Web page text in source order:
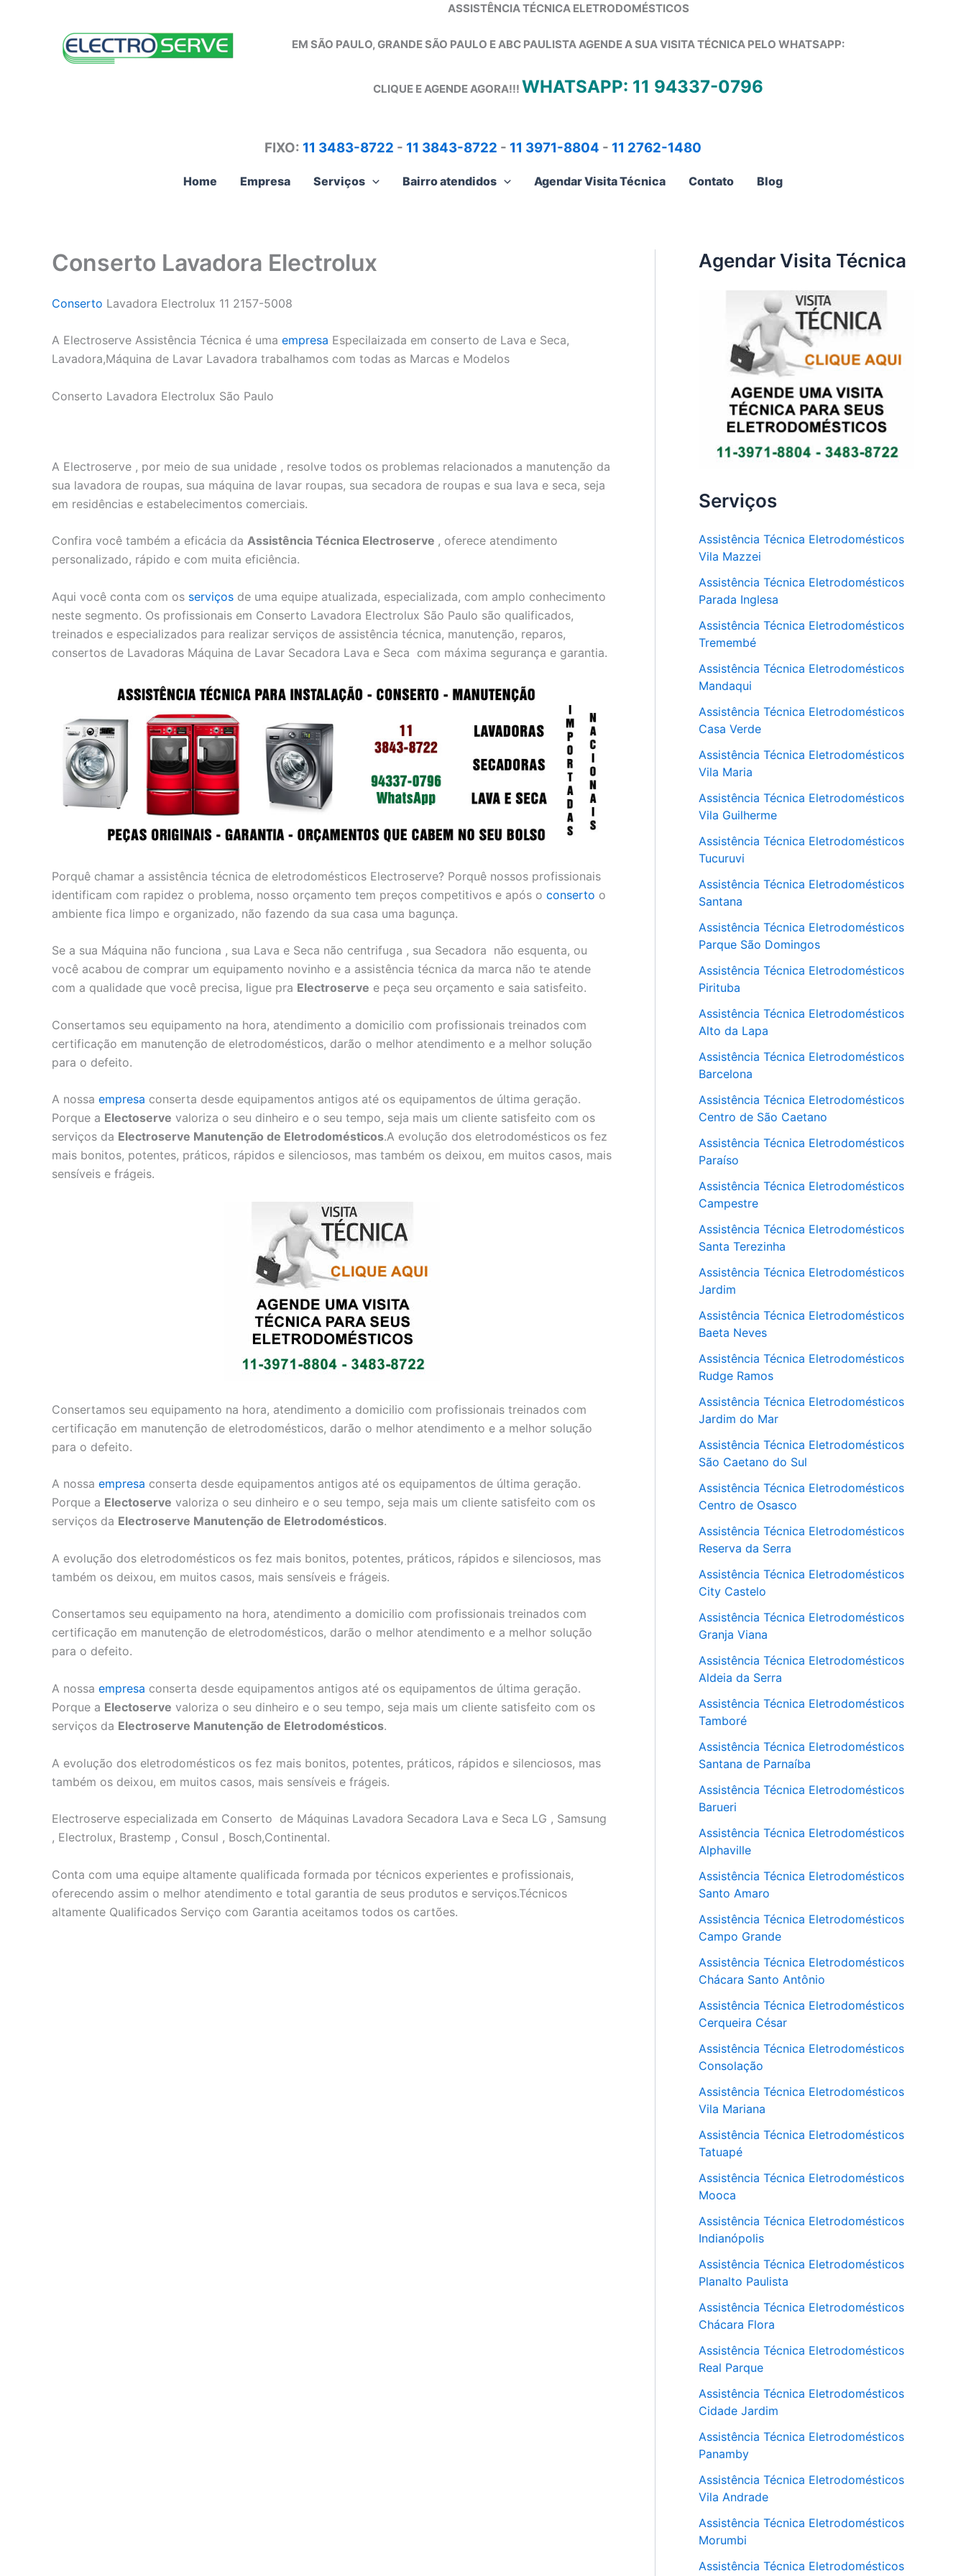
ASSISTÊNCIA TÉCNICA ELETRODOMÉSTICOS
EM SÃO PAULO, GRANDE SÃO PAULO E ABC PAULISTAAGENDE A SUA VISITA TÉCNICA PELO WHATSAPP:
CLIQUE E AGENDE AGORA!!! WHATSAPP: 11 94337-0796
FIXO: 11 3483-8722 - 11 3843-8722 - 11 3971-8804 - 11 2762-1480
Home Empresa Serviços Bairro atendidos Agendar Visita Técnica Contato Blog
Conserto Lavadora Electrolux
Conserto Lavadora Electrolux 11 2157-5008
A Electroserve Assistência Técnica é uma empresa Especilaizada em conserto de Lava e Seca,
Lavadora,Máquina de Lavar Lavadora trabalhamos com todas as Marcas e Modelos
Conserto Lavadora Electrolux São Paulo
A Electroserve , por meio de sua unidade , resolve todos os problemas relacionados a manutenção da
sua lavadora de roupas, sua máquina de lavar roupas, sua secadora de roupas e sua lava e seca, seja
em residências e estabelecimentos comerciais.
Confira você também a eficácia da Assistência Técnica Electroserve , oferece atendimento
personalizado, rápido e com muita eficiência.
Aqui você conta com os serviços de uma equipe atualizada, especializada, com amplo conhecimento
neste segmento. Os profissionais em Conserto Lavadora Electrolux São Paulo são qualificados,
treinados e especializados para realizar serviços de assistência técnica, manutenção, reparos,
consertos de Lavadoras Máquina de Lavar Secadora Lava e Seca com máxima segurança e garantia.
Porquê chamar a assistência técnica de eletrodomésticos Electroserve? Porquê nossos profissionais
identificam com rapidez o problema, nosso orçamento tem preços competitivos e após o conserto o
ambiente fica limpo e organizado, não fazendo da sua casa uma bagunça.
Se a sua Máquina não funciona , sua Lava e Seca não centrifuga , sua Secadora não esquenta, ou
você acabou de comprar um equipamento novinho e a assistência técnica da marca não te atende
com a qualidade que você precisa, ligue pra Electroserve e peça seu orçamento e saia satisfeito.
Consertamos seu equipamento na hora, atendimento a domicilio com profissionais treinados com
certificação em manutenção de eletrodomésticos, darão o melhor atendimento e a melhor solução
para o defeito.
A nossa empresa conserta desde equipamentos antigos até os equipamentos de última geração.
Porque a Electoserve valoriza o seu dinheiro e o seu tempo, seja mais um cliente satisfeito com os
serviços da Electroserve Manutenção de Eletrodomésticos.A evolução dos eletrodomésticos os fez
mais bonitos, potentes, práticos, rápidos e silenciosos, mas também os deixou, em muitos casos, mais
sensíveis e frágeis.
Consertamos seu equipamento na hora, atendimento a domicilio com profissionais treinados com
certificação em manutenção de eletrodomésticos, darão o melhor atendimento e a melhor solução
para o defeito.
A nossa empresa conserta desde equipamentos antigos até os equipamentos de última geração.
Porque a Electoserve valoriza o seu dinheiro e o seu tempo, seja mais um cliente satisfeito com os
serviços da Electroserve Manutenção de Eletrodomésticos.
A evolução dos eletrodomésticos os fez mais bonitos, potentes, práticos, rápidos e silenciosos, mas
também os deixou, em muitos casos, mais sensíveis e frágeis.
Consertamos seu equipamento na hora, atendimento a domicilio com profissionais treinados com
certificação em manutenção de eletrodomésticos, darão o melhor atendimento e a melhor solução
para o defeito.
A nossa empresa conserta desde equipamentos antigos até os equipamentos de última geração.
Porque a Electoserve valoriza o seu dinheiro e o seu tempo, seja mais um cliente satisfeito com os
serviços da Electroserve Manutenção de Eletrodomésticos.
A evolução dos eletrodomésticos os fez mais bonitos, potentes, práticos, rápidos e silenciosos, mas
também os deixou, em muitos casos, mais sensíveis e frágeis.
Electroserve especializada em Conserto de Máquinas Lavadora Secadora Lava e Seca LG , Samsung
, Electrolux, Brastemp , Consul , Bosch,Continental.
Conta com uma equipe altamente qualificada formada por técnicos experientes e profissionais,
oferecendo assim o melhor atendimento e total garantia de seus produtos e serviços.Técnicos
altamente Qualificados Serviço com Garantia aceitamos todos os cartões.
Agendar Visita Técnica
Serviços
Assistência Técnica Eletrodomésticos
Vila Mazzei
Assistência Técnica Eletrodomésticos
Parada Inglesa
Assistência Técnica Eletrodomésticos
Tremembé
Assistência Técnica Eletrodomésticos
Mandaqui
Assistência Técnica Eletrodomésticos
Casa Verde
Assistência Técnica Eletrodomésticos
Vila Maria
Assistência Técnica Eletrodomésticos
Vila Guilherme
Assistência Técnica Eletrodomésticos
Tucuruvi
Assistência Técnica Eletrodomésticos
Santana
Assistência Técnica Eletrodomésticos
Parque São Domingos
Assistência Técnica Eletrodomésticos
Pirituba
Assistência Técnica Eletrodomésticos
Alto da Lapa
Assistência Técnica Eletrodomésticos
Barcelona
Assistência Técnica Eletrodomésticos
Centro de São Caetano
Assistência Técnica Eletrodomésticos
Paraíso
Assistência Técnica Eletrodomésticos
Campestre
Assistência Técnica Eletrodomésticos
Santa Terezinha
Assistência Técnica Eletrodomésticos
Jardim
Assistência Técnica Eletrodomésticos
Baeta Neves
Assistência Técnica Eletrodomésticos
Rudge Ramos
Assistência Técnica Eletrodomésticos
Jardim do Mar
Assistência Técnica Eletrodomésticos
São Caetano do Sul
Assistência Técnica Eletrodomésticos
Centro de Osasco
Assistência Técnica Eletrodomésticos
Reserva da Serra
Assistência Técnica Eletrodomésticos
City Castelo
Assistência Técnica Eletrodomésticos
Granja Viana
Assistência Técnica Eletrodomésticos
Aldeia da Serra
Assistência Técnica Eletrodomésticos
Tamboré
Assistência Técnica Eletrodomésticos
Santana de Parnaíba
Assistência Técnica Eletrodomésticos
Barueri
Assistência Técnica Eletrodomésticos
Alphaville
Assistência Técnica Eletrodomésticos
Santo Amaro
Assistência Técnica Eletrodomésticos
Campo Grande
Assistência Técnica Eletrodomésticos
Chácara Santo Antônio
Assistência Técnica Eletrodomésticos
Cerqueira César
Assistência Técnica Eletrodomésticos
Consolação
Assistência Técnica Eletrodomésticos
Vila Mariana
Assistência Técnica Eletrodomésticos
Tatuapé
Assistência Técnica Eletrodomésticos
Mooca
Assistência Técnica Eletrodomésticos
Indianópolis
Assistência Técnica Eletrodomésticos
Planalto Paulista
Assistência Técnica Eletrodomésticos
Chácara Flora
Assistência Técnica Eletrodomésticos
Real Parque
Assistência Técnica Eletrodomésticos
Cidade Jardim
Assistência Técnica Eletrodomésticos
Panamby
Assistência Técnica Eletrodomésticos
Vila Andrade
Assistência Técnica Eletrodomésticos
Morumbi
Assistência Técnica Eletrodomésticos